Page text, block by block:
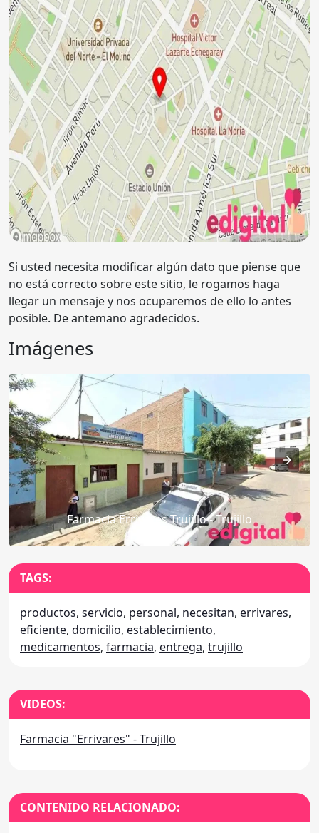
Si usted necesita modificar algún dato que piense que
no está correcto sobre este sitio, le rogamos haga
llegar un mensaje y nos ocuparemos de ello lo antes
posible. De antemano agradecidos.
Imágenes
Farmacia Errivares Trujillo - Trujillo
TAGS:
productos, servicio, personal, necesitan, errivares,
eficiente, domicilio, establecimiento,
medicamentos, farmacia, entrega, trujillo
VIDEOS:
Farmacia "Errivares" - Trujillo
CONTENIDO RELACIONADO: